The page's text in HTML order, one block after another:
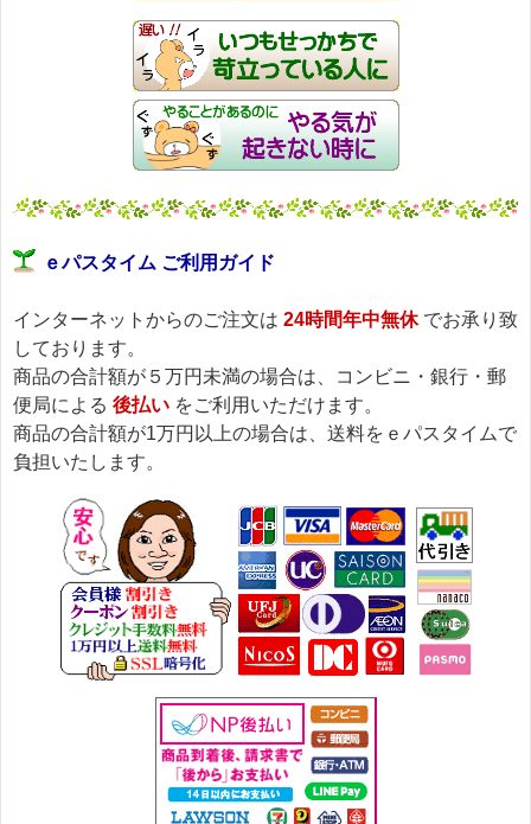
ｅパスタイム ご利用ガイド
インターネットからのご注文は 24時間年中無休でお承り致
しております。
商品の合計額が５万円未満の場合は、コンビニ・銀行・郵
便局による 後払い をご利用いただけます。
商品の合計額が1万円以上の場合は、送料をｅパスタイムで
負担いたします。